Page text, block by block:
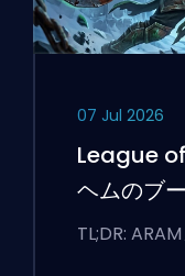
07 Jul 2026
League
ヘムのブ
TL;DR: